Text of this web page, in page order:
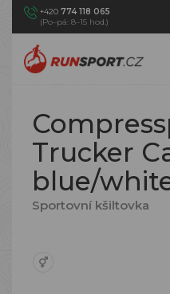
+420 774 118 065
(Po–pá: 8–15 hod.)
Trucker
blue/
Sportovní kšiltovka